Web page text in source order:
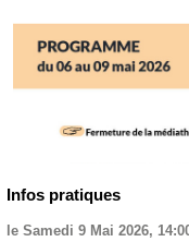
Infos pratiques
le Samedi 9 Mai 2026,